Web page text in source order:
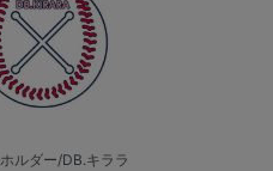
ルダー/DB.キララ